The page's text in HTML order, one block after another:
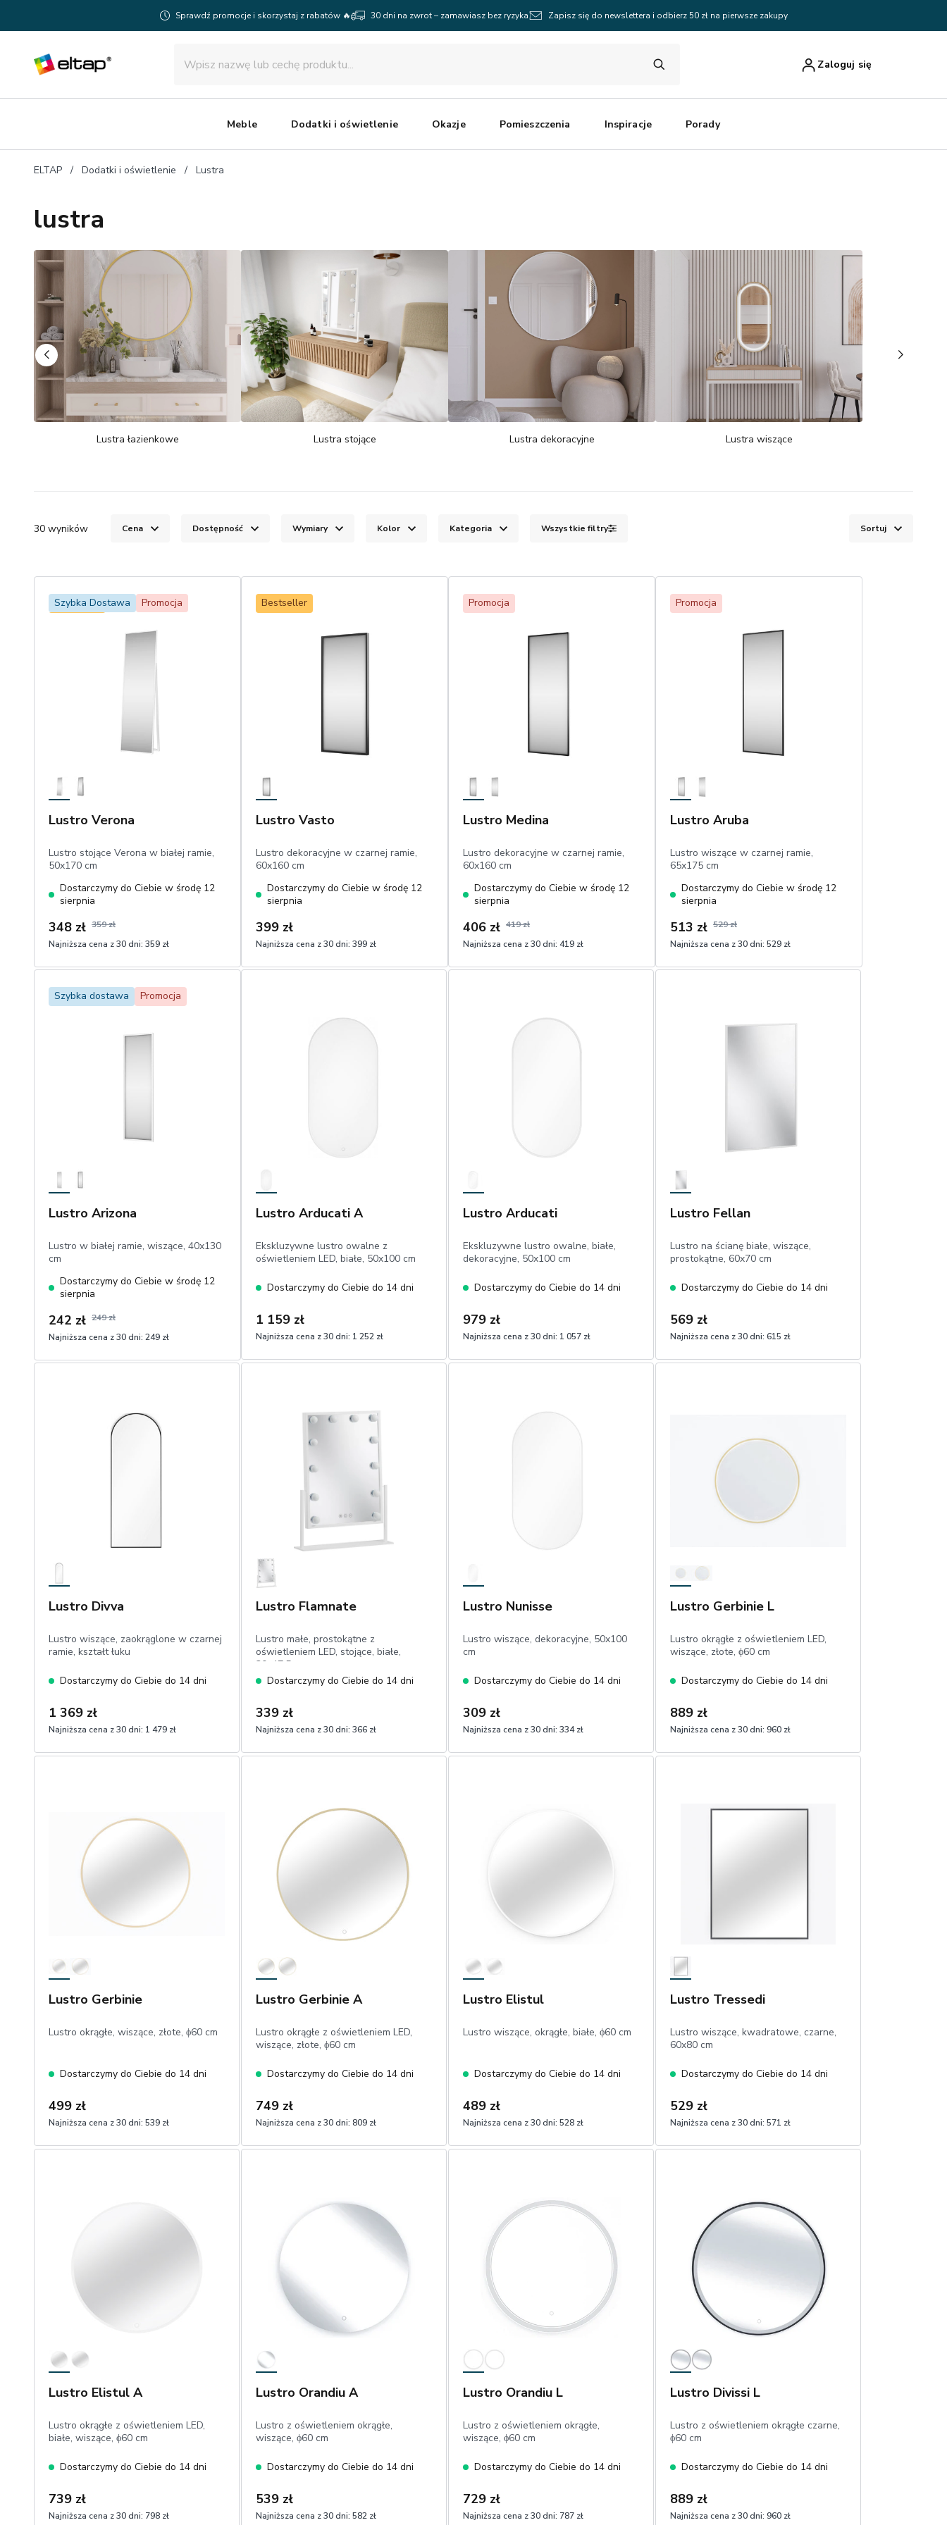
Sprawdź promocje i skorzystaj z rabatów 🔥 30 dni na zwrot – zamawiasz bez ryzyka Zapisz się do newslettera i odbierz 50 zł na pierwsze zakupy
Zaloguj się
Meble Dodatki i oświetlenie Okazje Pomieszczenia Inspiracje Porady
ELTAP Dodatki i oświetlenie Lustra
lustra
Lustra łazienkowe Lustra stojące Lustra dekoracyjne Lustra wiszące
30 wyników Cena Dostępność Wymiary Kolor Kategoria Wszystkie filtry Sortuj
Szybka Dostawa
Promocja
Lustro Verona
Lustro stojące Verona w białej ramie,
50x170 cm
Dostarczymy do Ciebie w środę 12
sierpnia
348 zł 359 zł
Najniższa cena z 30 dni: 359 zł
1
Bestseller
Lustro Vasto
Lustro dekoracyjne w czarnej ramie,
60x160 cm
Dostarczymy do Ciebie w środę 12
sierpnia
399 zł
Najniższa cena z 30 dni: 399 zł
1
Promocja
Lustro Medina
Lustro dekoracyjne w czarnej ramie,
60x160 cm
Dostarczymy do Ciebie w środę 12
sierpnia
406 zł 419 zł
Najniższa cena z 30 dni: 419 zł
1
Promocja
Lustro Aruba
Lustro wiszące w czarnej ramie,
65x175 cm
Dostarczymy do Ciebie w środę 12
sierpnia
513 zł 529 zł
Najniższa cena z 30 dni: 529 zł
1
Szybka dostawa Promocja
Lustro Arizona
Lustro w białej ramie, wiszące, 40x130
cm
Dostarczymy do Ciebie w środę 12
sierpnia
242 zł 249 zł
Najniższa cena z 30 dni: 249 zł
1
Lustro Arducati A
Ekskluzywne lustro owalne z
oświetleniem LED, białe, 50x100 cm
Dostarczymy do Ciebie do 14 dni
1 159 zł
Najniższa cena z 30 dni: 1 252 zł
1
Lustro Arducati
Ekskluzywne lustro owalne, białe,
dekoracyjne, 50x100 cm
Dostarczymy do Ciebie do 14 dni
979 zł
Najniższa cena z 30 dni: 1 057 zł
1
Lustro Fellan
Lustro na ścianę białe, wiszące,
prostokątne, 60x70 cm
Dostarczymy do Ciebie do 14 dni
569 zł
Najniższa cena z 30 dni: 615 zł
1
Lustro Divva
Lustro wiszące, zaokrąglone w czarnej
ramie, kształt łuku
Dostarczymy do Ciebie do 14 dni
1 369 zł
Najniższa cena z 30 dni: 1 479 zł
1
Lustro Flamnate
Lustro małe, prostokątne z
oświetleniem LED, stojące, białe,
30x47,5 cm
Dostarczymy do Ciebie do 14 dni
339 zł
Najniższa cena z 30 dni: 366 zł
1
Lustro Nunisse
Lustro wiszące, dekoracyjne, 50x100
cm
Dostarczymy do Ciebie do 14 dni
309 zł
Najniższa cena z 30 dni: 334 zł
1
Lustro Gerbinie L
Lustro okrągłe z oświetleniem LED,
wiszące, złote, ϕ60 cm
Dostarczymy do Ciebie do 14 dni
889 zł
Najniższa cena z 30 dni: 960 zł
1
Lustro Gerbinie
Lustro okrągłe, wiszące, złote, ϕ60 cm
Dostarczymy do Ciebie do 14 dni
499 zł
Najniższa cena z 30 dni: 539 zł
1
Lustro Gerbinie A
Lustro okrągłe z oświetleniem LED,
wiszące, złote, ϕ60 cm
Dostarczymy do Ciebie do 14 dni
749 zł
Najniższa cena z 30 dni: 809 zł
1
Lustro Elistul
Lustro wiszące, okrągłe, białe, ϕ60 cm
Dostarczymy do Ciebie do 14 dni
489 zł
Najniższa cena z 30 dni: 528 zł
1
Lustro Tressedi
Lustro wiszące, kwadratowe, czarne,
60x80 cm
Dostarczymy do Ciebie do 14 dni
529 zł
Najniższa cena z 30 dni: 571 zł
1
Lustro Elistul A
Lustro okrągłe z oświetleniem LED,
białe, wiszące, ϕ60 cm
Dostarczymy do Ciebie do 14 dni
739 zł
Najniższa cena z 30 dni: 798 zł
1
Lustro Orandiu A
Lustro z oświetleniem okrągłe,
wiszące, ϕ60 cm
Dostarczymy do Ciebie do 14 dni
539 zł
Najniższa cena z 30 dni: 582 zł
1
Lustro Orandiu L
Lustro z oświetleniem okrągłe,
wiszące, ϕ60 cm
Dostarczymy do Ciebie do 14 dni
729 zł
Najniższa cena z 30 dni: 787 zł
1
Lustro Divissi L
Lustro z oświetleniem okrągłe czarne,
ϕ60 cm
Dostarczymy do Ciebie do 14 dni
889 zł
Najniższa cena z 30 dni: 960 zł
1